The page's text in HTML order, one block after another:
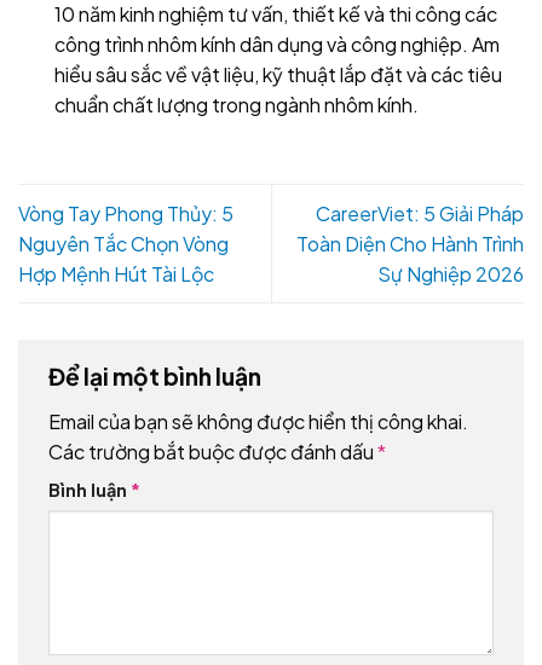
10 năm kinh nghiệm tư vấn, thiết kế và thi công các
công trình nhôm kính dân dụng và công nghiệp. Am
hiểu sâu sắc về vật liệu, kỹ thuật lắp đặt và các tiêu
chuẩn chất lượng trong ngành nhôm kính.
Vòng Tay Phong Thủy: 5
Nguyên Tắc Chọn Vòng
Hợp Mệnh Hút Tài Lộc
CareerViet: 5 Giải Pháp
Toàn Diện Cho Hành Trình
Sự Nghiệp 2026
Để lại một bình luận
Email của bạn sẽ không được hiển thị công khai.
Các trường bắt buộc được đánh dấu*
Bình luận *